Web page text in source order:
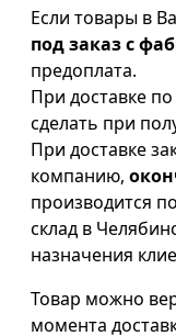
Если товары в
под заказ с
предоплата.
При доставке
сделать при
При доставке
компанию,
производится
склад в
назначения
Товар можно
момента